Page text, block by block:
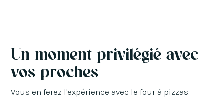
Un moment privilégié avec
vos proches
Vous en ferez l'expérience avec le four à pizzas.